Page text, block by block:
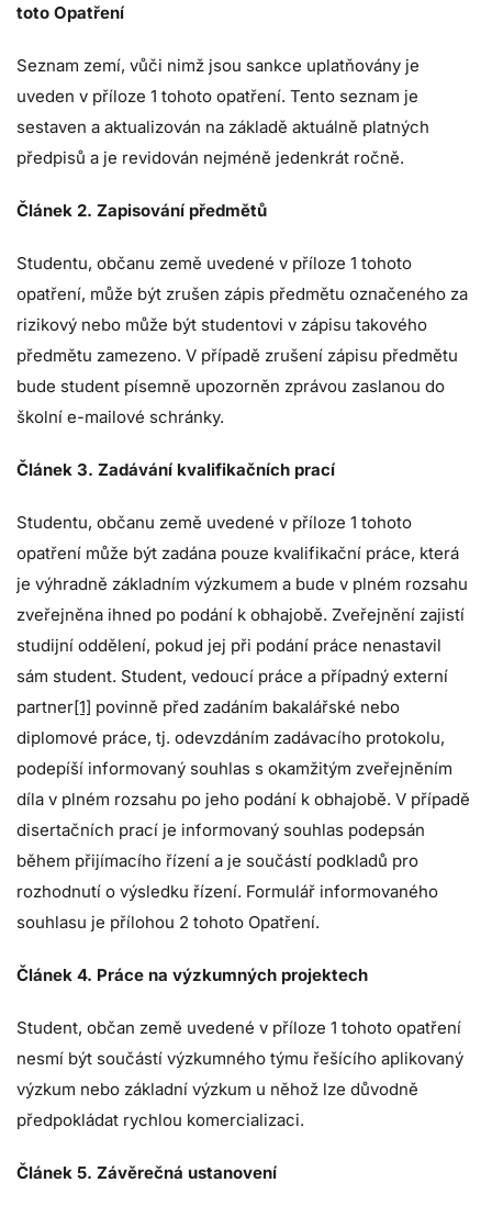
toto Opatření
Seznam zemí, vůči nimž jsou sankce uplatňovány je
uveden v příloze 1 tohoto opatření. Tento seznam je
sestaven a aktualizován na základě aktuálně platných
předpisů a je revidován nejméně jedenkrát ročně.
Článek 2. Zapisování předmětů
Studentu, občanu země uvedené v příloze 1 tohoto
opatření, může být zrušen zápis předmětu označeného za
rizikový nebo může být studentovi v zápisu takového
předmětu zamezeno. V případě zrušení zápisu předmětu
bude student písemně upozorněn zprávou zaslanou do
školní e-mailové schránky.
Článek 3. Zadávání kvalifikačních prací
Studentu, občanu země uvedené v příloze 1 tohoto
opatření může být zadána pouze kvalifikační práce, která
je výhradně základním výzkumem a bude v plném rozsahu
zveřejněna ihned po podání k obhajobě. Zveřejnění zajistí
studijní oddělení, pokud jej při podání práce nenastavil
sám student. Student, vedoucí práce a případný externí
partner[1] povinně před zadáním bakalářské nebo
diplomové práce, tj. odevzdáním zadávacího protokolu,
podepíší informovaný souhlas s okamžitým zveřejněním
díla v plném rozsahu po jeho podání k obhajobě. V případě
disertačních prací je informovaný souhlas podepsán
během přijímacího řízení a je součástí podkladů pro
rozhodnutí o výsledku řízení. Formulář informovaného
souhlasu je přílohou 2 tohoto Opatření.
Článek 4. Práce na výzkumných projektech
Student, občan země uvedené v příloze 1 tohoto opatření
nesmí být součástí výzkumného týmu řešícího aplikovaný
výzkum nebo základní výzkum u něhož lze důvodně
předpokládat rychlou komercializaci.
Článek 5. Závěrečná ustanovení